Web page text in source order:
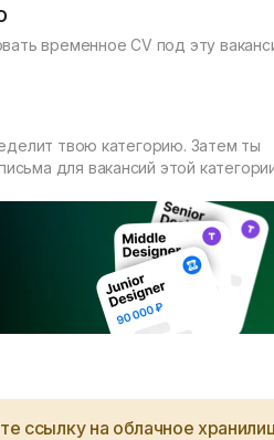
временное CV под эту
твою категорию. Затем ты
для вакансий этой
ссылку на облачное